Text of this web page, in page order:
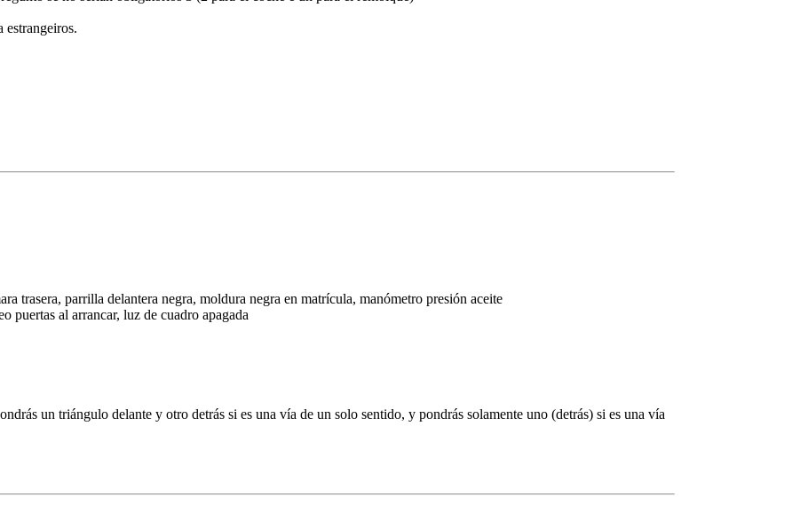
estrangeiros.
parrilla delantera negra, moldura negra en matrícula, manómetro presión aceite
al arrancar, luz de cuadro apagada
un triángulo delante y otro detrás si es una vía de un solo sentido, y pondrás solamente uno (detrás) si es una vía